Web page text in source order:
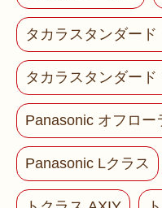
タカラスタンダー
タカラスタンダー
Panasonic オフロー
Panasonic Lクラス